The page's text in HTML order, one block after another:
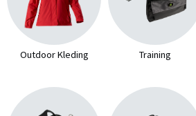
Outdoor Kleding Training